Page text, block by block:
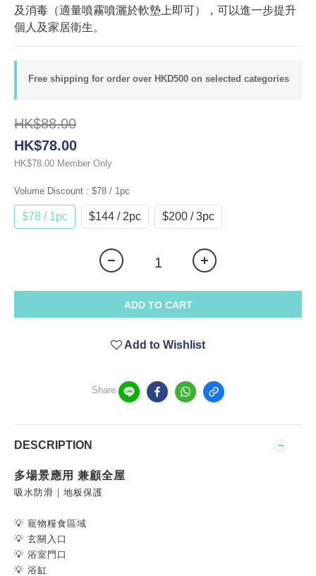
及消毒（適量噴霧噴灑於軟墊上即可），可以進一步提升
個人及家居衛生。
Free shipping for order over HKD500 on selected categories
HK$88.00
HK$78.00
HK$78.00 Member Only
Volume Discount : $78 / 1pc
$78 / 1pc $144 / 2pc $200 / 3pc
ADD TO CART
Add to Wishlist
Share
DESCRIPTION
多場景應用 兼顧全屋
吸水防滑｜地板保護
💡 寵物糧食區域
💡 玄關入口
💡 浴室門口
💡 浴缸